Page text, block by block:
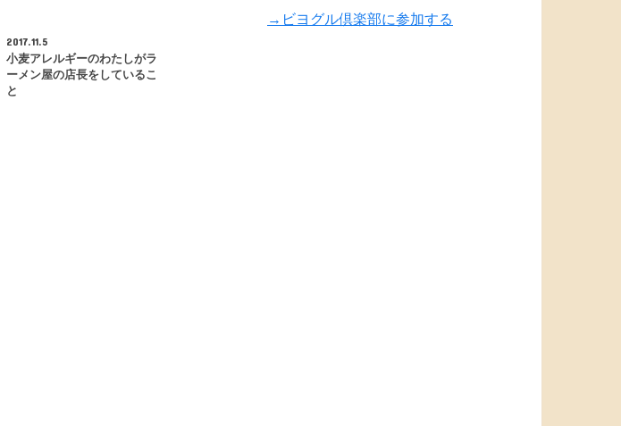
2017.11.5
小麦アレルギーのわたしがラ
ーメン屋の店長をしているこ
と
→ビヨグル倶楽部に参加する